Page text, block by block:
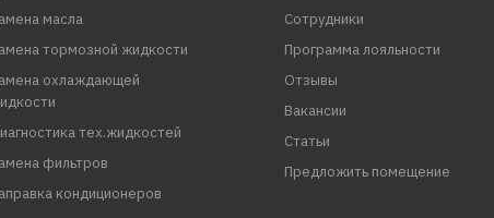
масла
тормозной жидкости
охлаждающей
тех.жидкостей
фильтров
кондиционеров
Сотрудники
Программа лояльности
Отзывы
Вакансии
Статьи
Предложить помещение